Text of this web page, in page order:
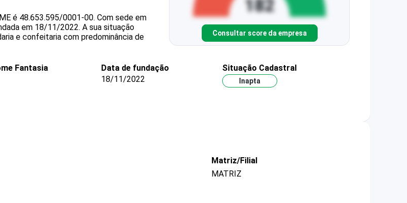
é 48.653.595/0001-00. Com sede em
em 18/11/2022. A sua situação
e confeitaria com predominância de
Consultar score da empresa
Fantasia
Data de fundação
18/11/2022
Situação Cadastral
Inapta
Matriz/Filial
MATRIZ